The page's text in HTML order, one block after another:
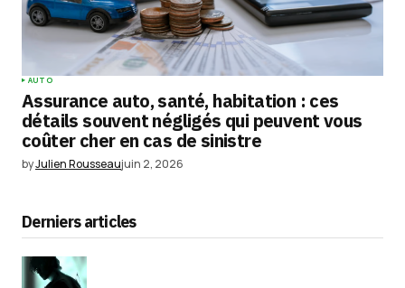
AUTO
Assurance auto, santé, habitation : ces
détails souvent négligés qui peuvent vous
coûter cher en cas de sinistre
byJulien Rousseaujuin 2, 2026
Derniers articles